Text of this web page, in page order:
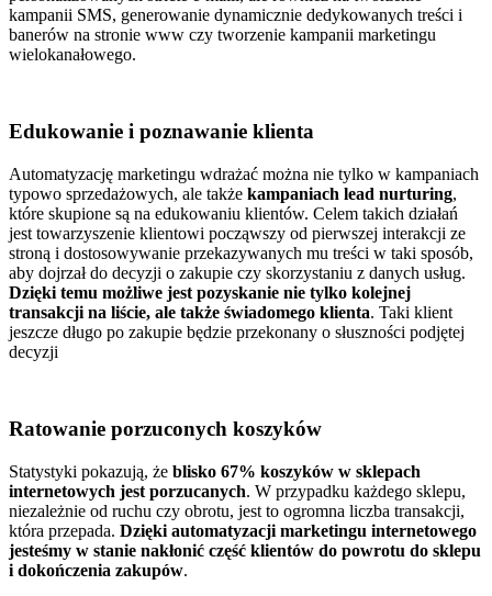
kampanii SMS, generowanie dynamicznie dedykowanych treści i
banerów na stronie www czy tworzenie kampanii marketingu
wielokanałowego.
Edukowanie i poznawanie klienta
Automatyzację marketingu wdrażać można nie tylko w kampaniach
typowo sprzedażowych, ale także kampaniach lead nurturing,
które skupione są na edukowaniu klientów. Celem takich działań
jest towarzyszenie klientowi począwszy od pierwszej interakcji ze
stroną i dostosowywanie przekazywanych mu treści w taki sposób,
aby dojrzał do decyzji o zakupie czy skorzystaniu z danych usług.
Dzięki temu możliwe jest pozyskanie nie tylko kolejnej
transakcji na liście, ale także świadomego klienta. Taki klient
jeszcze długo po zakupie będzie przekonany o słuszności podjętej
decyzji
Ratowanie porzuconych koszyków
Statystyki pokazują, że blisko 67% koszyków w sklepach
internetowych jest porzucanych. W przypadku każdego sklepu,
niezależnie od ruchu czy obrotu, jest to ogromna liczba transakcji,
która przepada. Dzięki automatyzacji marketingu internetowego
jesteśmy w stanie nakłonić część klientów do powrotu do sklepu
i dokończenia zakupów.